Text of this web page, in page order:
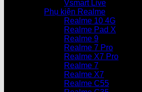
Vsmart Live
Phụ kiện Realme
Realme 10 4G
Realme Pad X
Realme 9
Realme 7 Pro
Realme X7 Pro
Realme 7
Realme X7
Realme C55